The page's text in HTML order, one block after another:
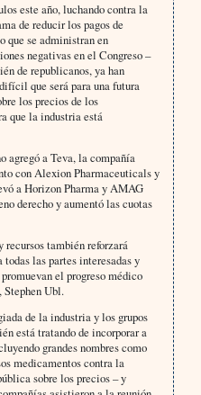
este año, luchando contra la
de reducir los pagos de
que se administran en
negativas en el Congreso –
de republicanos, ya han
que será para una futura
los precios de los
que la industria está
agregó a Teva, la compañía
con Alexion Pharmaceuticals y
a Horizon Pharma y AMAG
derecho y aumentó las cuotas
recursos también reforzará
las partes interesadas y
el progreso médico
Ubl.
de la industria y los grupos
está tratando de incorporar a
grandes nombres como
medicamentos contra la
sobre los precios – y